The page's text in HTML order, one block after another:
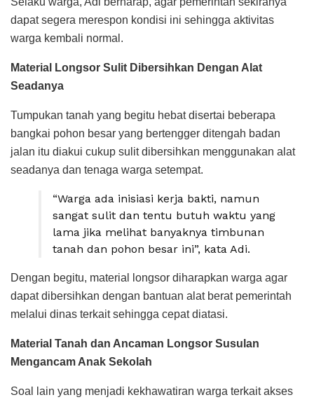
dapat segera merespon kondisi ini sehingga aktivitas
warga kembali normal.
Material Longsor Sulit Dibersihkan Dengan Alat
Seadanya
Tumpukan tanah yang begitu hebat disertai beberapa
bangkai pohon besar yang bertengger ditengah badan
jalan itu diakui cukup sulit dibersihkan menggunakan alat
seadanya dan tenaga warga setempat.
“Warga ada inisiasi kerja bakti, namun
sangat sulit dan tentu butuh waktu yang
lama jika melihat banyaknya timbunan
tanah dan pohon besar ini”, kata Adi.
Dengan begitu, material longsor diharapkan warga agar
dapat dibersihkan dengan bantuan alat berat pemerintah
melalui dinas terkait sehingga cepat diatasi.
Material Tanah dan Ancaman Longsor Susulan
Mengancam Anak Sekolah
Soal lain yang menjadi kekhawatiran warga terkait akses